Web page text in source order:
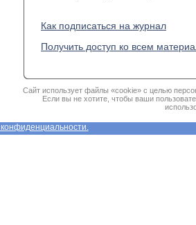
Как подписаться на журнал
Получить доступ ко всем
Сайт использует файлы «cookie» с целью
Если вы не хотите, чтобы ваши